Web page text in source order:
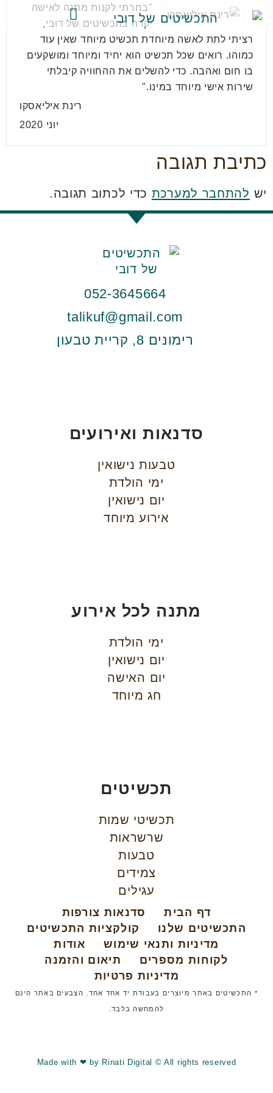
"בחרתי לקנות מתנה לאישה
יקרה בתכשיטים של דובי,
רציתי לתת לאשה מיוחדת תכשיט מיוחד שאין עוד
כמוהו. רואים שכל תכשיט הוא יחיד ומיוחד ומושקעים
בו חום ואהבה. כדי להשלים את ההחוויה קיבלתי
שירות אישי מיוחד במינו."
רינת איליאסקו
יוני 2020
כתיבת תגובה
יש להתחבר למערכת כדי לכתוב תגובה.
052-3645664
talikuf@gmail.com
רימונים 8, קריית טבעון
סדנאות ואירועים
טבעות נישואין
ימי הולדת
יום נישואין
אירוע מיוחד
מתנה לכל אירוע
ימי הולדת
יום נישואין
יום האישה
חג מיוחד
תכשיטים
תכשיטי שמות
שרשראות
טבעות
צמידים
עגילים
דף הבית
סדנאות צורפות
התכשיטים שלנו
קולקציות התכשיטים
מדיניות ותנאי שימוש
אודות
לקוחות מספרים
תיאום והזמנה
מדיניות פרטיות
* התכשיטים באתר מיוצרים בעבודת יד אחד אחד. הצבעים באתר הינם
להמחשה בלבד.
Made with ❤ by Rinati Digital © All rights reserved​​